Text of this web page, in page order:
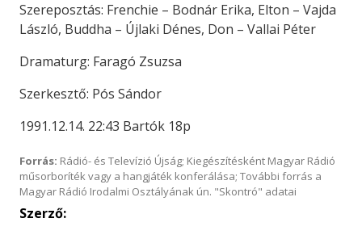
Szereposztás: Frenchie – Bodnár Erika, Elton – Vajda
László, Buddha – Újlaki Dénes, Don – Vallai Péter
Dramaturg: Faragó Zsuzsa
Szerkesztő: Pós Sándor
1991.12.14. 22:43 Bartók 18p
Forrás: Rádió- és Televízió Újság; Kiegészítésként Magyar Rádió
műsorboríték vagy a hangjáték konferálása; További forrás a
Magyar Rádió Irodalmi Osztályának ún. "Skontró" adatai
Szerző: